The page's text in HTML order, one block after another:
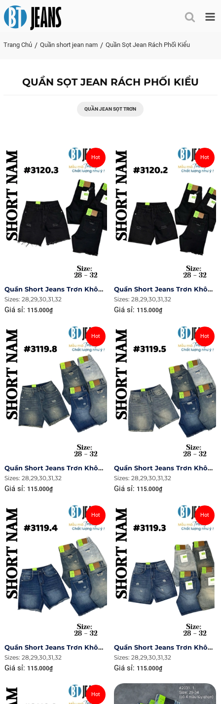
Trang Chủ Quần short jean nam Quần Sọt Jean Rách Phối Kiểu
QUẦN SỌT JEAN RÁCH PHỐI KIỂU
QUẦN JEAN SỌT TRƠN
Hot
Quần Short Jeans Trơn Không Giãn Tua Lai Rách Ms 3120.3
Sizes: 28,29,30,31,32
Giá sỉ: 115.000₫
Hot
Quần Short Jeans Trơn Không Giãn Rách Ms 3120.2
Sizes: 28,29,30,31,32
Giá sỉ: 115.000₫
Hot
Quần Short Jeans Trơn Không Giãn Tua Lai Rách Ms 3119.8
Sizes: 28,29,30,31,32
Giá sỉ: 115.000₫
Hot
Quần Short Jeans Trơn Không Giãn Tua Lai Rách Túi Ms 3119.5
Sizes: 28,29,30,31,32
Giá sỉ: 115.000₫
Hot
Quần Short Jeans Trơn Không Giãn Tua Lai Rách Túi Ms 3119.4
Sizes: 28,29,30,31,32
Giá sỉ: 115.000₫
Hot
Quần Short Jeans Trơn Không Giãn Rách Ms 3119.3
Sizes: 28,29,30,31,32
Giá sỉ: 115.000₫
Hot